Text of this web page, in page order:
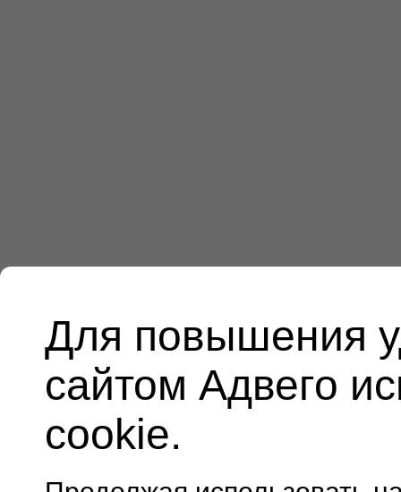
Для повышения
сайтом Адвего
cookie.